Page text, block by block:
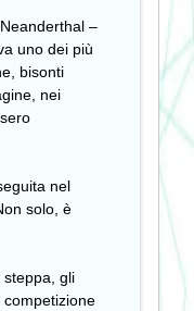
–
uno dei più
bisonti
nei
nel
solo, è
gli